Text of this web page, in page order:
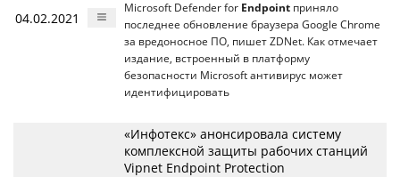
04.02.2021
Microsoft Defender for Endpoint приняло
последнее обновление браузера Google Chrome
за вредоносное ПО, пишет ZDNet. Как отмечает
издание, встроенный в платформу
безопасности Microsoft антивирус может
идентифицировать
«Инфотекс» анонсировала систему
комплексной защиты рабочих станций
Vipnet Endpoint Protection